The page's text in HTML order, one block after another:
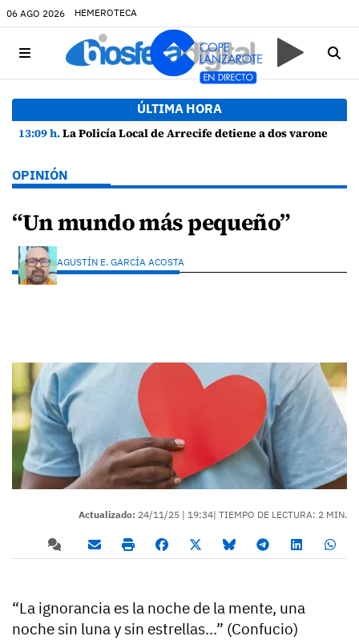
06 AGO 2026 HEMEROTECA
ÚLTIMA HORA
13:09 h.La Policía Local de Arrecife detiene a dos varones por altercado y amenazas con arma blanca
OPINIÓN
“Un mundo más pequeño”
AGUSTÍN E. GARCÍA ACOSTA
Actualizado: 24/11/25 | 19:34| TIEMPO DE LECTURA: 2 MIN.
“La ignorancia es la noche de la mente, una
noche sin luna y sin estrellas...” (Confucio)